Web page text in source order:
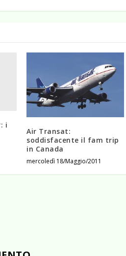
i
Air Transat:
soddisfacente il fam trip
in Canada
mercoledì 18/Maggio/2011